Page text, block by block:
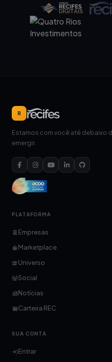
R
Estamos com você até debaixo
emergir.
PLATAFORMA
Empresas
Marketplace
Universo
Social
Notícias
Carteira REC
SUA CONTA
Entrar